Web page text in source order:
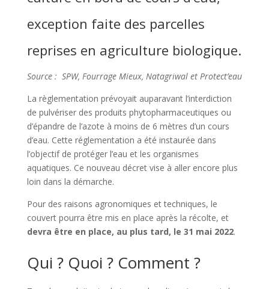
exception faite des parcelles
reprises en agriculture biologique.
Source : SPW, Fourrage Mieux, Natagriwal et Protect’eau
La règlementation prévoyait auparavant l’interdiction
de pulvériser des produits phytopharmaceutiques ou
d’épandre de l’azote à moins de 6 mètres d’un cours
d’eau. Cette réglementation a été instaurée dans
l’objectif de protéger l’eau et les organismes
aquatiques. Ce nouveau décret vise à aller encore plus
loin dans la démarche.
Pour des raisons agronomiques et techniques, le
couvert pourra être mis en place après la récolte, et
devra être en place, au plus tard, le 31 mai 2022.
Qui ? Quoi ? Comment ?